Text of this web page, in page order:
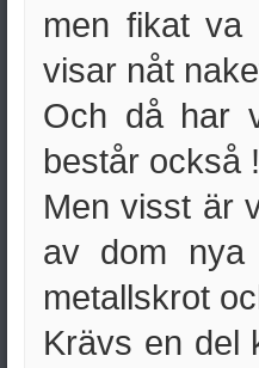
men fikat va
visar nåt
Och då har
består också
Men visst är
av dom
metallskrot
Krävs en del